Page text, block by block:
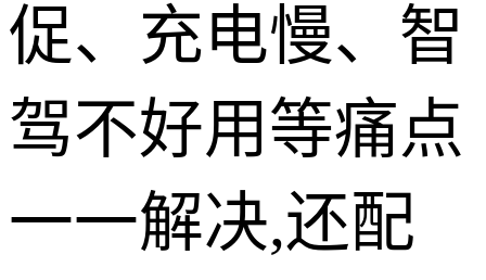
促、充电慢、智
驾不好用等痛点
一一解决,还配